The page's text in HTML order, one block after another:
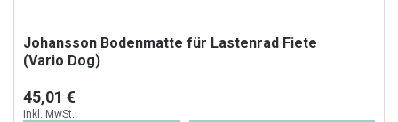
Johansson Bodenmatte für Lastenrad Fiete
(Vario Dog)
45,01 €
inkl. MwSt.